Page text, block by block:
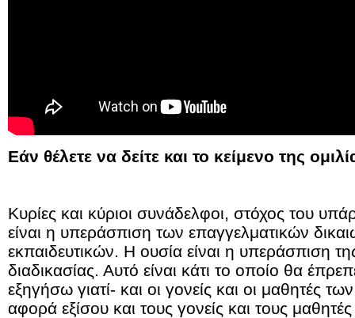
Εάν θέλετε να δείτε και το κείμενο της
Κυρίες και κύριοι συνάδελφοι, στόχος του
είναι η υπεράσπιση των επαγγελματικών
εκπαιδευτικών. Η ουσία είναι η υπεράσπιση
διαδικασίας. Αυτό είναι κάτι το οποίο θα
εξηγήσω γιατί- και οι γονείς και οι μαθητές
αφορά εξίσου και τους γονείς και τους